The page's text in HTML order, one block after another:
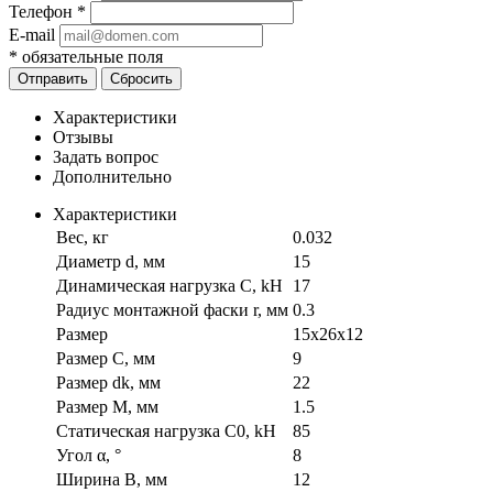
Телефон *
E-mail
* обязательные поля
Отправить Сбросить
Характеристики
Отзывы
Задать вопрос
Дополнительно
Характеристики
Вес, кг
0.032
Диаметр d, мм
15
Динамическая нагрузка C, kН
17
Радиус монтажной фаски r, мм 0.3
Размер
15x26x12
Размер C, мм
9
Размер dk, мм
22
Размер M, мм
1.5
Статическая нагрузка C0, kH
85
Угол α, °
8
Ширина B, мм
12